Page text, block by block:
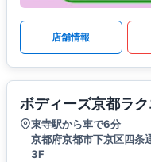
店舗情報
ボディーズ京都ラ
東寺駅から車で6分
京都府京都市下京区四条
3F